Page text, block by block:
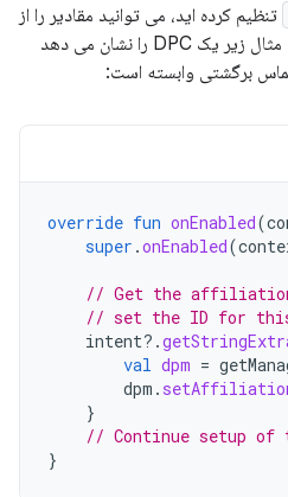
تنظیم کرده اید، می توانید مقادیر را از
دریافت کنید. مثال زیر یک DPC را نشان می دهد
برگشتی وابسته است:
override fun onEnabled(
super .onEnabled(
// Get the affiliation
// set the ID for this
intent?.
val dpm =
dpm .
}
// Continue setup of
}